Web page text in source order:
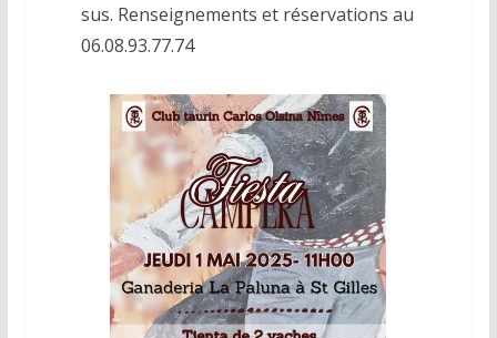
sus. Renseignements et réservations au
06.08.93.77.74